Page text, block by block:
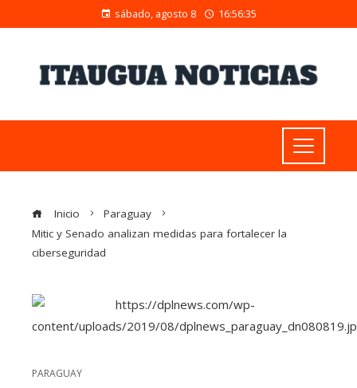
sábado, agosto 8 16:56:36
Inicio
Paraguay
Mitic y Senado analizan medidas para fortalecer la
ciberseguridad
PARAGUAY